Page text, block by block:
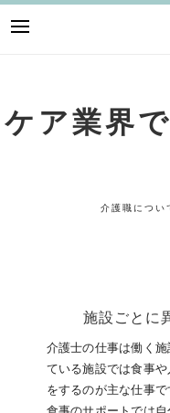
to
ケア業界
介護職につい
施設ごとに
介護士の仕事は働く
ている施設では食事
をするのが主な仕事で